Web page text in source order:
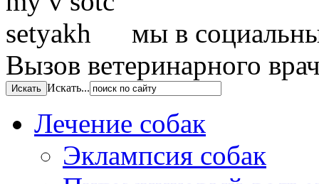
мы в
Вызов ветеринарного
Искать...
Лечение собак
Эклампсия собак